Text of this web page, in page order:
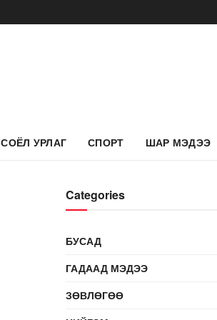
СОЁЛ УРЛАГ СПОРТ ШАР МЭДЭЭ
Categories
БУСАД
ГАДААД МЭДЭЭ
ЗӨВЛӨГӨӨ